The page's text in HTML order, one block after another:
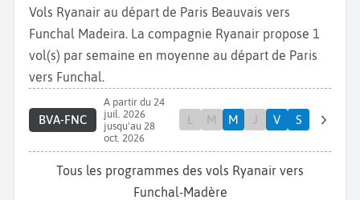
Vols Ryanair au départ de Paris Beauvais vers
Funchal Madeira. La compagnie Ryanair propose 1
vol(s) par semaine en moyenne au départ de Paris
vers Funchal.
BVA-FNC
A partir du 24
juil. 2026
jusqu'au 28
oct. 2026
L M M J V S
Tous les programmes des vols Ryanair vers
Funchal-Madère